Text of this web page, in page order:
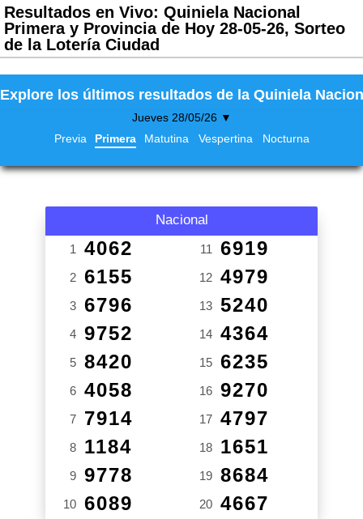
Resultados en Vivo: Quiniela Nacional
Primera y Provincia de Hoy 28-05-26, Sorteo
de la Lotería Ciudad
Explore los últimos resultados de la Quiniela
Jueves 28/05/26 ▼
Previa
Primera Matutina Vespertina Nocturna
Nacional
1 4062
2 6155
3 6796
4 9752
5 8420
6 4058
7 7914
8 1184
9 9778
10 6089
11 6919
12 4979
13 5240
14 4364
15 6235
16 9270
17 4797
18 1651
19 8684
20 4667